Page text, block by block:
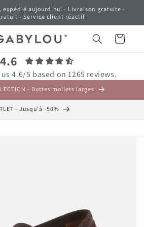
expédié aujourd'hui - Livraison gratuite -
- Service client réactif
Panier
4.6
4.6/5 based on 1265 reviews.
- Bottes mollets larges
- Jusqu'à -50%